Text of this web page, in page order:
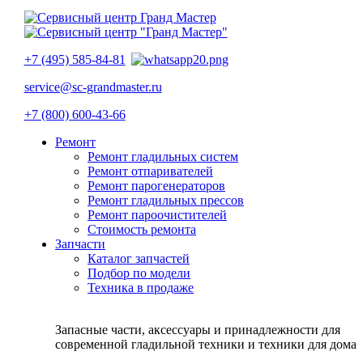
+7 (495) 585-84-81
service@sc-grandmaster.ru
+7 (800) 600-43-66
Ремонт
Ремонт гладильных систем
Ремонт отпаривателей
Ремонт парогенераторов
Ремонт гладильных прессов
Ремонт пароочистителей
Стоимость ремонта
Запчасти
Каталог запчастей
Подбор по модели
Техника в продаже
Запасные части, аксессуары и принадлежности для
современной гладильной техники и техники для дома